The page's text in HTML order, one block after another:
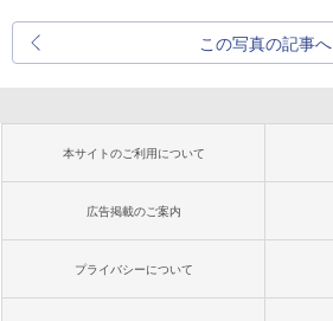
この写真の記事へ
本サイトのご利用について
広告掲載のご案内
プライバシーについて